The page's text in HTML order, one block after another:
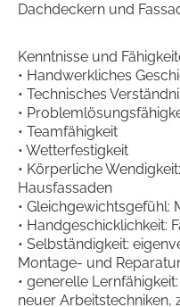
Dachdeckern und
Kenntnisse und
• Handwerkliches
• Technisches
•
• Teamfähigkeit
• Wetterfestigkeit
• Körperliche
Hausfassaden
• Gleichgewichtsgefühl:
• Handgeschicklichkeit:
• Selbständigkeit:
Montage- und
• generelle
neuer Arbeitstechniken,